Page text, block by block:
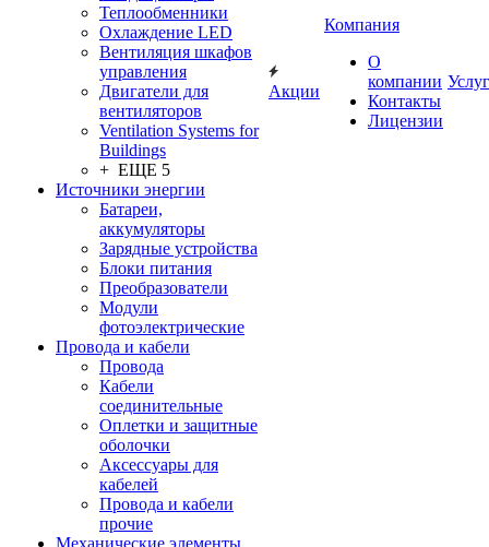
Теплообменники
Охлаждение LED
Вентиляция шкафов
управления
Двигатели для
вентиляторов
Ventilation Systems for
Buildings
+ ЕЩЕ 5
Источники энергии
Батареи,
аккумуляторы
Зарядные устройства
Блоки питания
Преобразователи
Модули
фотоэлектрические
Провода и кабели
Провода
Кабели
соединительные
Оплетки и защитные
оболочки
Аксессуары для
кабелей
Провода и кабели
прочие
Механические элементы
Акции
Компания
О
компании
Контакты
Лицензии